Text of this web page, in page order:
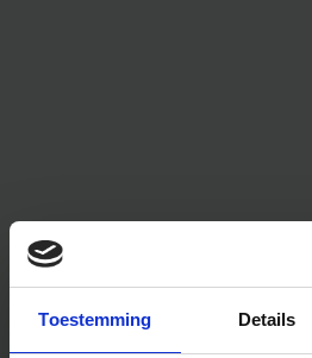
Toestemming Details